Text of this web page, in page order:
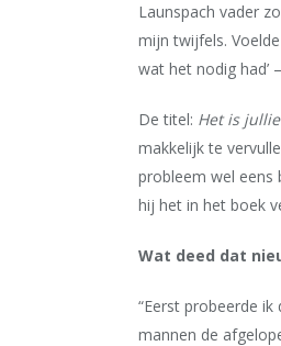
Launspach vader
mijn twijfels.
wat het nodig had’
De titel: Het is
makkelijk te
probleem wel eens
hij het in het boek
Wat deed dat
“Eerst probeerde
mannen de